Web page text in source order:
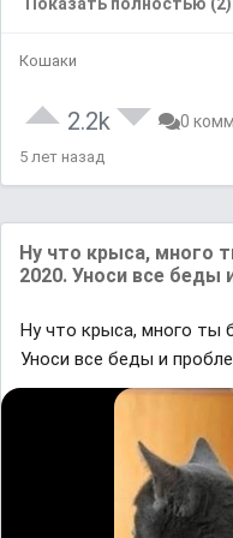
Кошаки
2.2k 0
5 лет назад
Ну что крыса, много
2020. Уноси все беды
Ну что крыса, много ты
Уноси все беды и